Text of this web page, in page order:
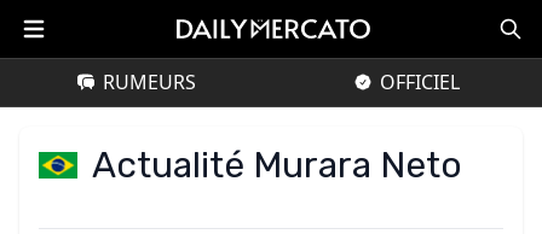
RUMEURS OFFICIEL
Actualité Murara Neto